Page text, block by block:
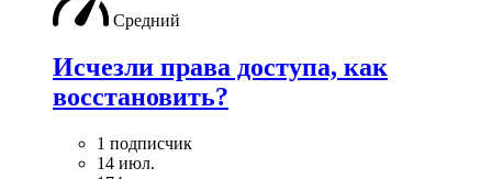
Средний
Исчезли права доступа, как
восстановить?
1 подписчик
14 июл.